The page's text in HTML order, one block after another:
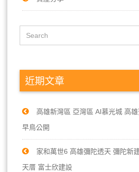
近期文章
高雄新灣區 亞灣區 AI慕光城 高
早鳥公開
家和萬世6 高雄彌陀透天 彌陀新
天厝 富士欣建設